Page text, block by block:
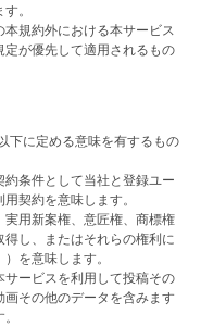
。
規約外における本サービス
が優先して適用されるもの
下に定める意味を有するもの
約条件として当社と登録ユー
契約を意味します。
実用新案権、意匠権、商標権
し、またはそれらの権利に
を意味します。
サービスを利用して投稿その
その他のデータを含みます